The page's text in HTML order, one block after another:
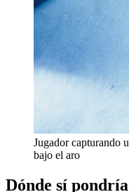
Jugador capturando
bajo el aro
Dónde sí